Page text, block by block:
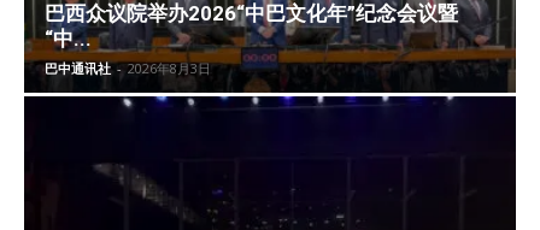
巴西众议院举办2026“中巴文化年”纪念会议暨
“中...
巴中通讯社 - 2026年8月3日